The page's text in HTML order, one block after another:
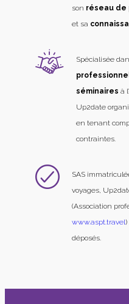
son réseau de
et sa
Spécialisée
séminaires à
Up2date
en tenant
contraintes.
SAS
voyages,
(Association
www.aspt.travel)
déposés.